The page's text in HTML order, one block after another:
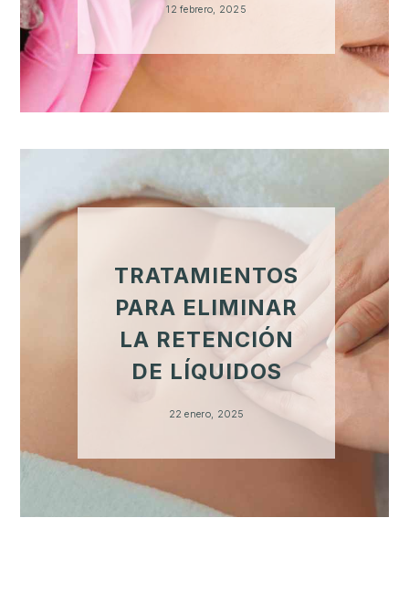
12 febrero, 2025
TRATAMIENTOS
PARA ELIMINAR
LA RETENCIÓN
DE LÍQUIDOS
22 enero, 2025